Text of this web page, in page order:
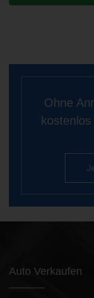
Ohne
Auto Verkaufen